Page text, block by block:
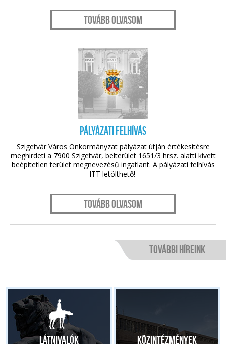
Tovább olvasom
PÁLYÁZATI FELHÍVÁS
Szigetvár Város Önkormányzat pályázat útján értékesítésre
meghirdeti a 7900 Szigetvár, belterület 1651/3 hrsz. alatti kivett
beépítetlen terület megnevezésű ingatlant. A pályázati felhívás
ITT letölthető!
Tovább olvasom
További híreink
Látnivalók Közintézmények